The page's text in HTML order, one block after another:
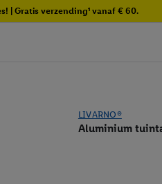
| Gratis verzending¹ vanaf € 60.
LIVARNO®
Aluminium